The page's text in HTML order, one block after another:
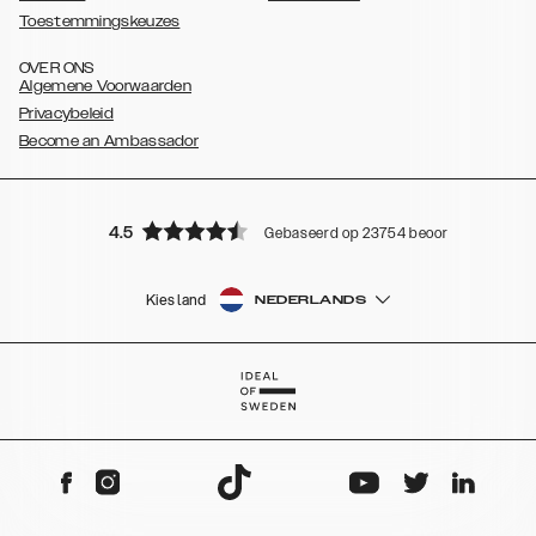
Toestemmingskeuzes
OVER ONS
Algemene Voorwaarden
Privacybeleid
Become an Ambassador
4.5 Gebaseerd op 23754 beoordelingen
Kies land NEDERLANDS